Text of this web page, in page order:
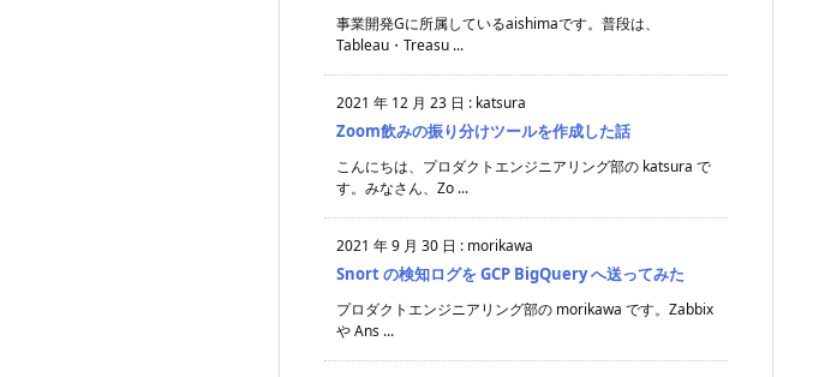
事業開発Gに所属しているaishimaです。普段は、
Tableau・Treasu ...
2021 年 12 月 23 日 : katsura
Zoom飲みの振り分けツールを作成した話
こんにちは、プロダクトエンジニアリング部の katsura で
す。みなさん、Zo ...
2021 年 9 月 30 日 : morikawa
Snort の検知ログを GCP BigQuery へ送ってみた
プロダクトエンジニアリング部の morikawa です。Zabbix
や Ans ...